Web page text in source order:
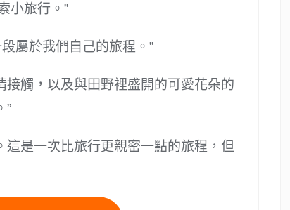
小旅行。”
屬於我們自己的旅程。”
觸，以及與田野裡盛開的可愛花朵的
”
是一次比旅行更親密一點的旅程，但